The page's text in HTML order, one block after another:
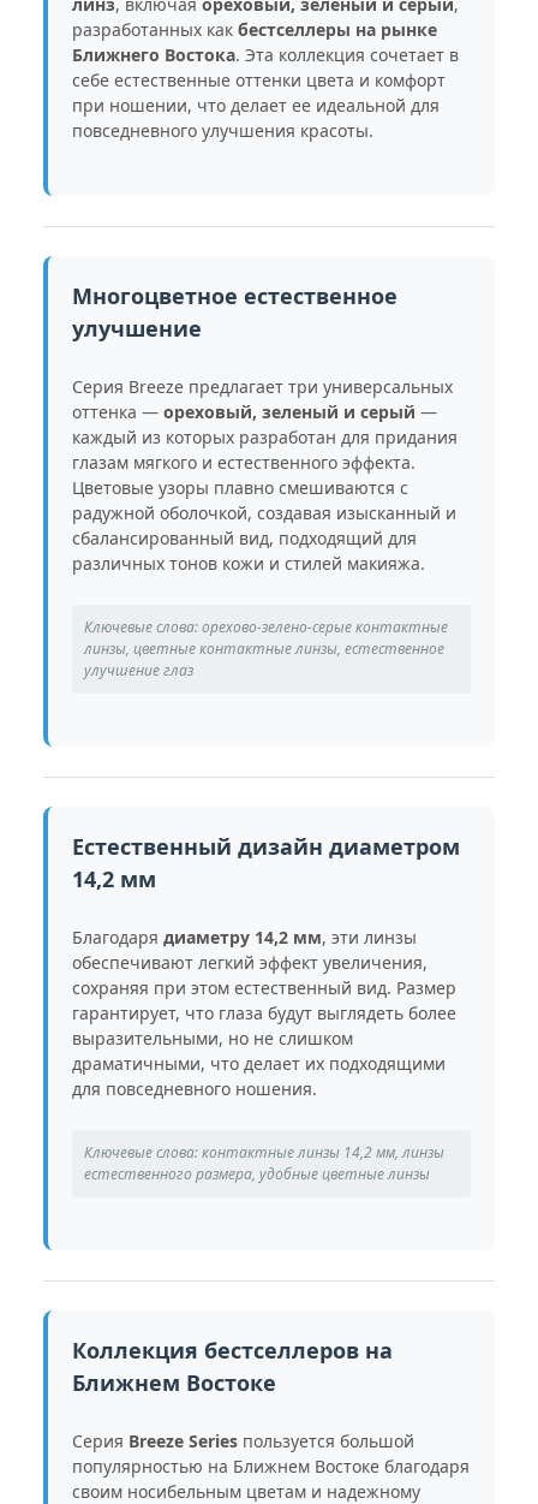
разработанных как бестселлеры на рынке
Ближнего Востока. Эта коллекция сочетает в
себе естественные оттенки цвета и комфорт
при ношении, что делает ее идеальной для
повседневного улучшения красоты.
Многоцветное естественное
улучшение
Серия Breeze предлагает три универсальных
оттенка — ореховый, зеленый и серый —
каждый из которых разработан для придания
глазам мягкого и естественного эффекта.
Цветовые узоры плавно смешиваются с
радужной оболочкой, создавая изысканный и
сбалансированный вид, подходящий для
различных тонов кожи и стилей макияжа.
Ключевые слова: орехово-зелено-серые контактные
линзы, цветные контактные линзы, естественное
улучшение глаз
Естественный дизайн диаметром
14,2 мм
Благодаря диаметру 14,2 мм, эти линзы
обеспечивают легкий эффект увеличения,
сохраняя при этом естественный вид. Размер
гарантирует, что глаза будут выглядеть более
выразительными, но не слишком
драматичными, что делает их подходящими
для повседневного ношения.
Ключевые слова: контактные линзы 14,2 мм, линзы
естественного размера, удобные цветные линзы
Коллекция бестселлеров на
Ближнем Востоке
Серия Breeze Series пользуется большой
популярностью на Ближнем Востоке благодаря
своим носибельным цветам и надежному